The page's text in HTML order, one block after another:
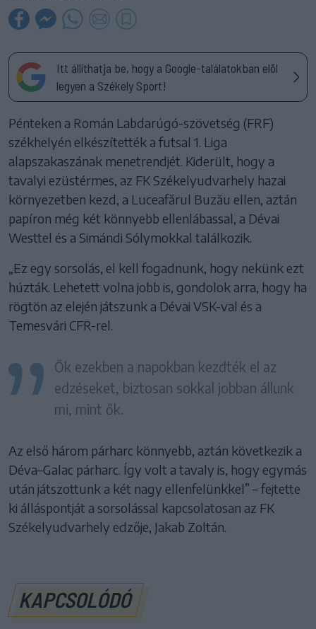
Itt állíthatja be, hogy a Google-találatokban elöl
legyen a Székely Sport!
Pénteken a Román Labdarúgó-szövetség (FRF)
székhelyén elkészítették a futsal 1. Liga
alapszakaszának menetrendjét. Kiderült, hogy a
tavalyi ezüstérmes, az FK Székelyudvarhely hazai
környezetben kezd, a Luceafărul Buzău ellen, aztán
papíron még két könnyebb ellenlábassal, a Dévai
Westtel és a Simándi Sólymokkal találkozik.
„Ez egy sorsolás, el kell fogadnunk, hogy nekünk ezt
húzták. Lehetett volna jobb is, gondolok arra, hogy ha
rögtön az elején játszunk a Dévai VSK-val és a
Temesvári CFR-rel.
Ők ezekben a napokban kezdték el az
edzéseket, biztosan sokkal jobban állunk
mi, mint ők.
Az első három párharc könnyebb, aztán következik a
Déva–Galac párharc. Így volt a tavaly is, hogy egymás
után játszottunk a két nagy ellenfelünkkel” – fejtette
ki álláspontját a sorsolással kapcsolatosan az FK
Székelyudvarhely edzője, Jakab Zoltán.
KAPCSOLÓDÓ